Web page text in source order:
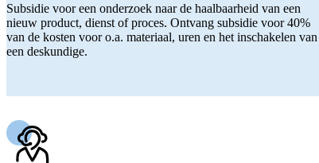
Subsidie voor een onderzoek naar de haalbaarheid van een
nieuw product, dienst of proces. Ontvang subsidie voor 40%
van de kosten voor o.a. materiaal, uren en het inschakelen van
een deskundige.